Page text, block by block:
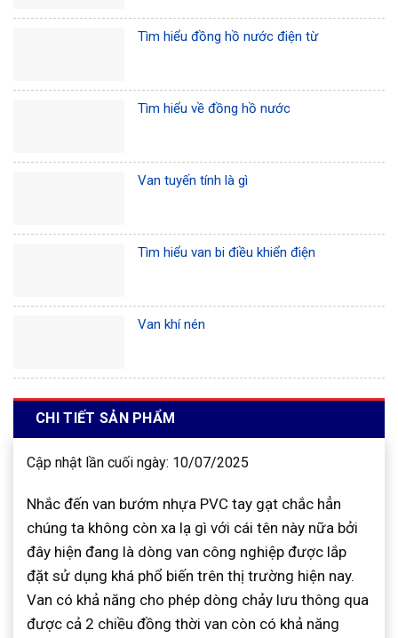
Tìm hiểu đồng hồ nước điện từ
Tìm hiểu về đồng hồ nước
Van tuyến tính là gì
Tìm hiểu van bi điều khiển điện
Van khí nén
CHI TIẾT SẢN PHẨM
Cập nhật lần cuối ngày: 10/07/2025
Nhắc đến van bướm nhựa PVC tay gạt chắc hẳn
chúng ta không còn xa lạ gì với cái tên này nữa bởi
đây hiện đang là dòng van công nghiệp được lắp
đặt sử dụng khá phổ biến trên thị trường hiện nay.
Van có khả năng cho phép dòng chảy lưu thông qua
được cả 2 chiều đồng thời van còn có khả năng